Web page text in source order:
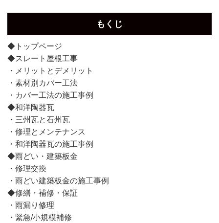
もくじ
◆トップページ
◆スレート屋根工事
・メリットとデメリット
・素材別カバー工法
・カバー工法の施工事例
◆和洋陶器瓦
・三州瓦と石州瓦
・修理とメンテナンス
・和洋陶器瓦の施工事例
◆雨どい・建築板金
・修理交換
・雨どい建築板金の施工事例
◆修繕・補修・保証
・雨漏り修理
・緊急/小規模補修